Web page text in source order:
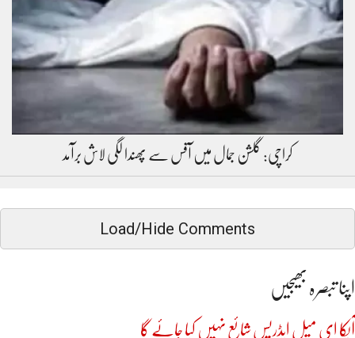
کراچی: گلشن جمال میں آفس سے پھندا لگی لاش برآمد
Load/Hide Comments
اپنا تبصرہ بھیجیں
آپکا ای میل ایڈریس شائع نہیں کیا جائے گا